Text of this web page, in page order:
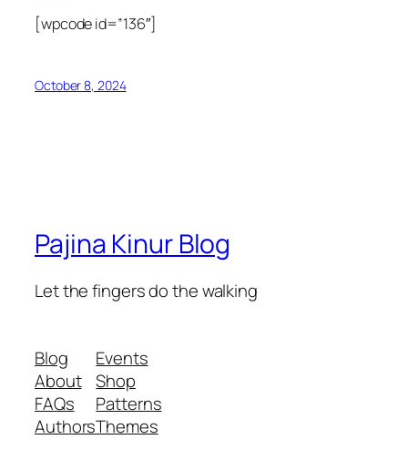
[wpcode id=”136″]
October 8, 2024
Pajina Kinur Blog
Let the fingers do the walking
Blog
About
FAQs
Authors
Events
Shop
Patterns
Themes